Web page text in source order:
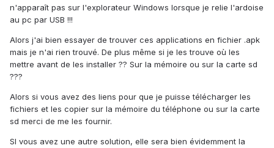
n'apparaît pas sur l'explorateur Windows lorsque je relie l'ardoise
au pc par USB !!!
Alors j'ai bien essayer de trouver ces applications en fichier .apk
mais je n'ai rien trouvé. De plus même si je les trouve où les
mettre avant de les installer ?? Sur la mémoire ou sur la carte sd
???
Alors si vous avez des liens pour que je puisse télécharger les
fichiers et les copier sur la mémoire du téléphone ou sur la carte
sd merci de me les fournir.
SI vous avez une autre solution, elle sera bien évidemment la